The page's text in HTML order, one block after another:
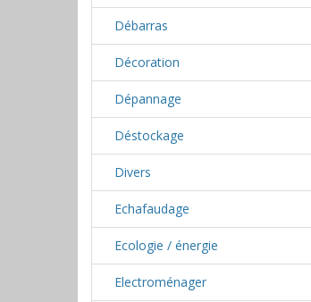
Débarras
Décoration
Dépannage
Déstockage
Divers
Echafaudage
Ecologie / énergie
Electroménager